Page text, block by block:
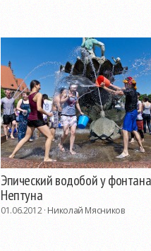
Эпический водобой у
Нептуна
01.06.2012 ·Николай Мясников